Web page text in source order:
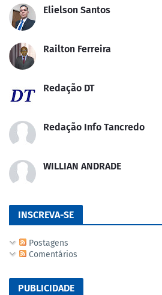
Elielson Santos
Railton Ferreira
Redação DT
Redação Info Tancredo
WILLIAN ANDRADE
INSCREVA-SE
Postagens
Comentários
PUBLICIDADE